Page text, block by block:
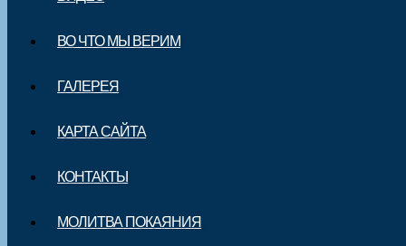
ВО ЧТО МЫ ВЕРИМ
ГАЛЕРЕЯ
КАРТА САЙТА
КОНТАКТЫ
МОЛИТВА ПОКАЯНИЯ